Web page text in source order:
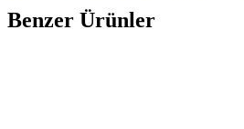
Benzer Ürünler